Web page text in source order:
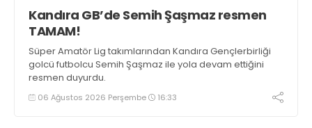
Kandıra GB’de Semih Şaşmaz resmen
TAMAM!
Süper Amatör Lig takımlarından Kandıra Gençlerbirliği
golcü futbolcu Semih Şaşmaz ile yola devam ettiğini
resmen duyurdu.
06 Ağustos 2026 Perşembe 16:33